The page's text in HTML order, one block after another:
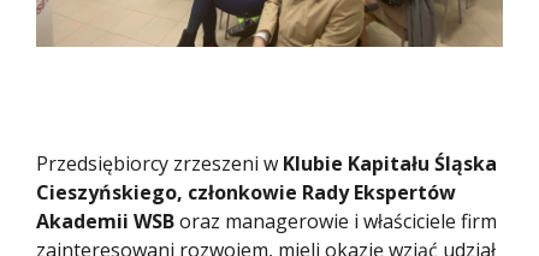
Przedsiębiorcy zrzeszeni w Klubie Kapitału Śląska
Cieszyńskiego, członkowie Rady Ekspertów
Akademii WSBoraz managerowie i właściciele firm
zainteresowani rozwojem, mieli okazję wziąć udział